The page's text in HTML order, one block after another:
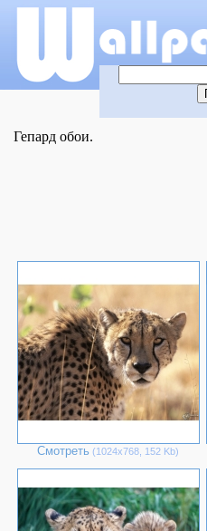
Гепард обои.
Смотреть (1024х768, 152 Kb)